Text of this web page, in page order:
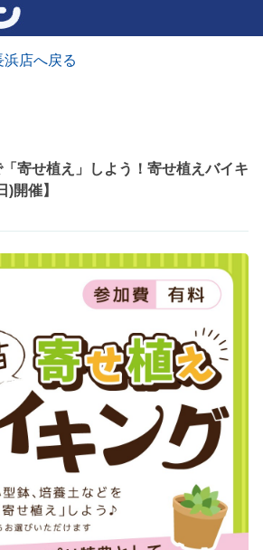
浜店へ戻る
寄せ植え」しよう！寄せ植えバイキ
)開催】